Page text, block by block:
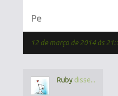
Pe
12 de março de 2014 às
Ruby disse...